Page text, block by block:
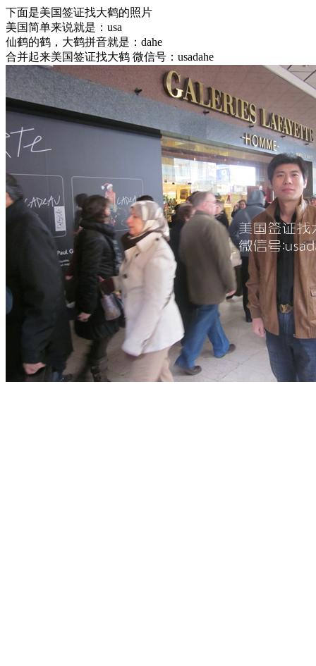
下面是美国签证找大鹤的照片
美国简单来说就是：usa
仙鹤的鹤，大鹤拼音就是：dahe
合并起来美国签证找大鹤 微信号：usadahe